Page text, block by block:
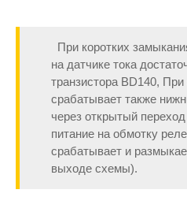
При коротких
на датчике тока
транзистора BD140, При
срабатывает также
через открытый переход
питание на обмотку
срабатывает и
выходе схемы).